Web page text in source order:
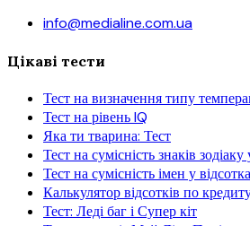
info@medialine.com.ua
Цікаві тести
Тест на визначення типу
Тест на рівень IQ
Яка ти тварина: Тест
Тест на сумісність знаків зодіаку
Тест на сумісність імен у
Калькулятор відсотків по
Тест: Леді баг і Супер кіт